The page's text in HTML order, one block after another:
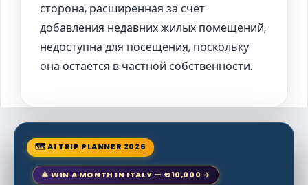
сторона, расширенная за счет
добавления недавних жилых помещений,
недоступна для посещения, поскольку
она остается в частной собственности.
🗺 AI TRIP PLANNER 2026
🎄 WIN A MONTH IN ITALY — €10,000 →